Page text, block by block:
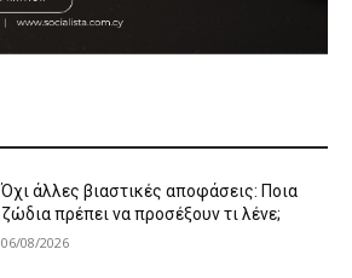
Όχι άλλες βιαστικές αποφάσεις: Ποια
ζώδια πρέπει να προσέξουν τι λένε;
06/08/2026